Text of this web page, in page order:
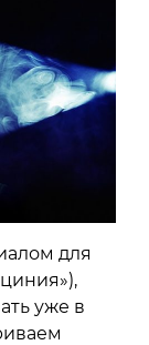
для
уже в